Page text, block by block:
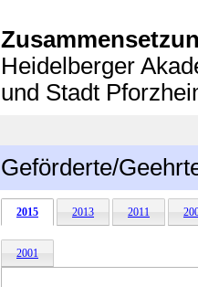
Heidelberger
und Stadt
Geförderte/
2015 2013 2011
2001